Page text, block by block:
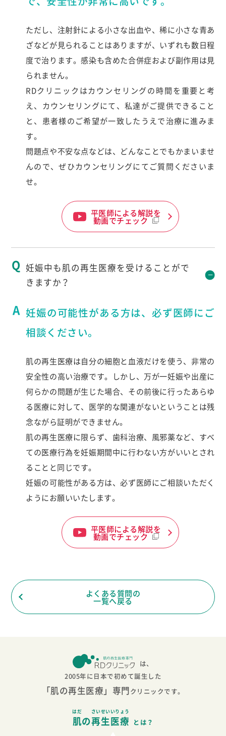
ただし、注射針による小さな出血や、稀に小さな青あ
ざなどが見られることはありますが、いずれも数日程
度で治ります。感染も含めた合併症および副作用は見
られません。
RDクリニックはカウンセリングの時間を重要と考
え、カウンセリングにて、私達がご提供できること
と、患者様のご希望が一致したうえで治療に進みま
す。
問題点や不安な点などは、どんなことでもかまいませ
んので、ぜひカウンセリングにてご質問くださいま
せ。
平医師による解説を
動画でチェック
妊娠中も肌の再生医療を受けることがで
きますか？
妊娠の可能性がある方は、必ず医師にご
相談ください。
肌の再生医療は自分の細胞と血液だけを使う、非常の
安全性の高い治療です。しかし、万が一妊娠や出産に
何らかの問題が生じた場合、その前後に行ったあらゆ
る医療に対して、医学的な関連がないということは残
念ながら証明ができません。
肌の再生医療に限らず、歯科治療、風邪薬など、すべ
ての医療行為を妊娠期間中に行わない方がいいとされ
ることと同じです。
妊娠の可能性がある方は、必ず医師にご相談いただく
ようにお願いいたします。
平医師による解説を
動画でチェック
よくある質問の
一覧へ戻る
は、
2005年に日本で初めて誕生した
「肌の再生医療」専門クリニックです。
肌
はだ
の再生医療
さいせいいりょう
とは？